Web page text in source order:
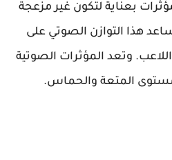
بعناية لتكون غير مزعجة
هذا التوازن الصوتي على
وتعد المؤثرات الصوتية
المتعة والحماس.